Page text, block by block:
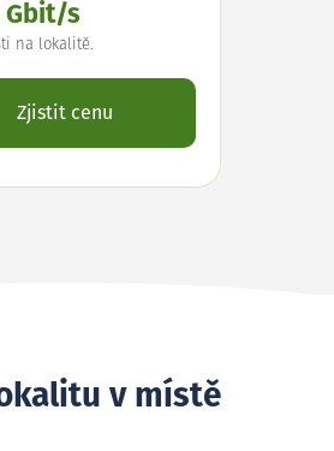
Gbit/s
na lokalitě.
Zjistit cenu
v místě